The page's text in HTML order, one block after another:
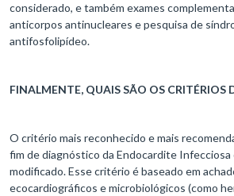
considerado, e também exames
anticorpos antinucleares e pesquisa de
antifosfolipídeo.
FINALMENTE, QUAIS SÃO OS CRITÉRIOS
O critério mais reconhecido e mais
fim de diagnóstico da Endocardite
modificado. Esse critério é baseado em
ecocardiográficos e microbiológicos (como